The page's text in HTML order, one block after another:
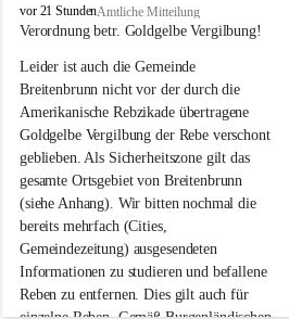
B
r
i
t
e
n
b
r
u
n
n
a
m
N
e
vor 21 StundenAmtliche Mitteilung
Verordnung betr. Goldgelbe Vergilbung!
Leider ist auch die Gemeinde
Breitenbrunn nicht vor der durch die
Amerikanische Rebzikade übertragene
Goldgelbe Vergilbung der Rebe verschont
geblieben. Als Sicherheitszone gilt das
gesamte Ortsgebiet von Breitenbrunn
(siehe Anhang). Wir bitten nochmal die
bereits mehrfach (Cities,
Gemeindezeitung) ausgesendeten
Informationen zu studieren und befallene
Reben zu entfernen. Dies gilt auch für